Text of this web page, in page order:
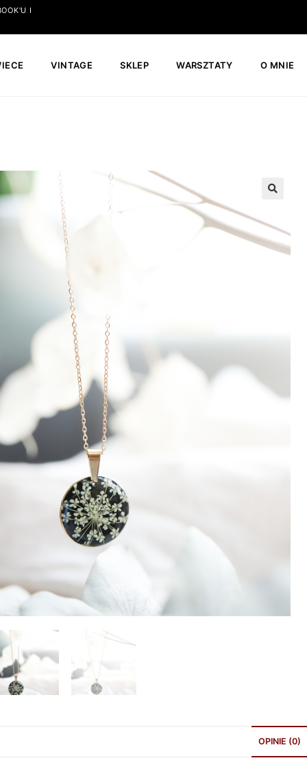
I
VINTAGE SKLEP WARSZTATY O MNIE
OPINIE (0)